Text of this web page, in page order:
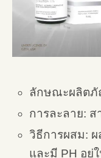
ลักษณะผลิต
การละลาย:
วิธีการผสม:
และมี PH อยู่